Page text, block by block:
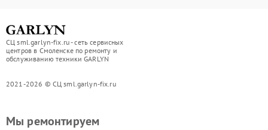
СЦ sml.garlyn-fix.ru - сеть сервисных
центров в Смоленске по ремонту и
обслуживанию техники GARLYN
2021-2026 © СЦ sml.garlyn-fix.ru
Мы ремонтируем